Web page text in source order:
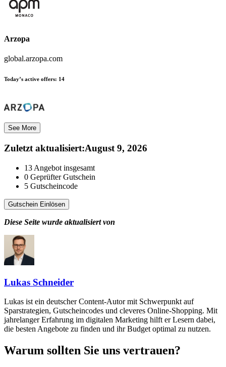
Arzopa
global.arzopa.com
Today’s active offers: 14
See More
Zuletzt aktualisiert:August 9, 2026
13 Angebot insgesamt
0 Geprüfter Gutschein
5 Gutscheincode
Gutschein Einlösen
Diese Seite wurde aktualisiert von
Lukas Schneider
Lukas ist ein deutscher Content-Autor mit Schwerpunkt auf
Sparstrategien, Gutscheincodes und cleveres Online-Shopping. Mit
jahrelanger Erfahrung im digitalen Marketing hilft er Lesern dabei,
die besten Angebote zu finden und ihr Budget optimal zu nutzen.
Warum sollten Sie uns vertrauen?